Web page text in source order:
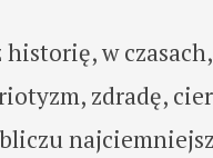
w
zdradę,